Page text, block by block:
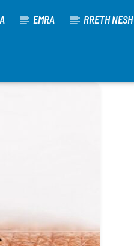
EMRA RRETH NESH